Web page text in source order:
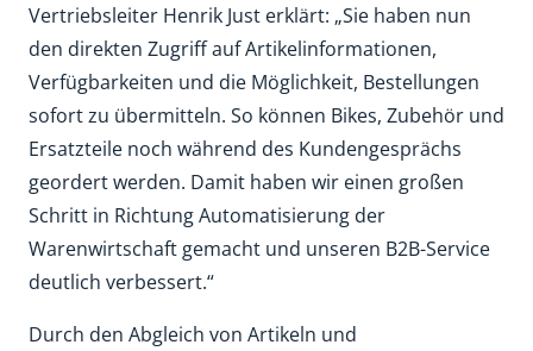
Vertriebsleiter Henrik Just erklärt: „Sie haben nun
den direkten Zugriff auf Artikelinformationen,
Verfügbarkeiten und die Möglichkeit, Bestellungen
sofort zu übermitteln. So können Bikes, Zubehör und
Ersatzteile noch während des Kundengesprächs
geordert werden. Damit haben wir einen großen
Schritt in Richtung Automatisierung der
Warenwirtschaft gemacht und unseren B2B-Service
deutlich verbessert.“
Durch den Abgleich von Artikeln und